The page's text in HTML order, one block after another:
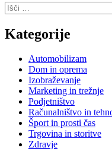
Išči:
Kategorije
Automobilizam
Dom in oprema
Izobraževanje
Marketing in trežnje
Podjetništvo
Računalništvo in
Šport in prosti čas
Trgovina in storitve
Zdravje